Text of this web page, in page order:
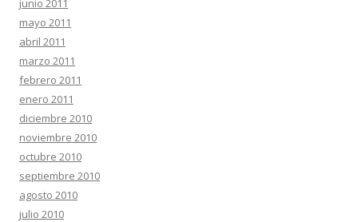
junio 2011
mayo 2011
abril 2011
marzo 2011
febrero 2011
enero 2011
diciembre 2010
noviembre 2010
octubre 2010
septiembre 2010
agosto 2010
julio 2010